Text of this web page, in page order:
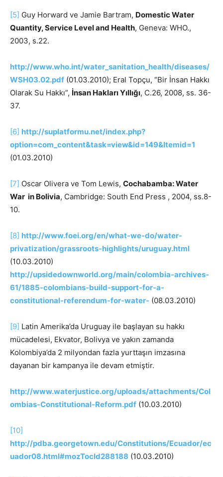
[5] Guy Horward ve Jamie Bartram, Domestic Water
Quantity, Service Level and Health, Geneva: WHO.,
2003, s.22.
http://www.who.int/water_sanitation_health/diseases/
WSH03.02.pdf (01.03.2010); Eral Topçu, “Bir İnsan Hakkı
Olarak Su Hakkı”, İnsan Hakları Yıllığı, C.26, 2008, ss. 36-
37.
[6] http://suplatformu.net/index.php?
option=com_content&task=view&id=149&Itemid=1
(01.03.2010)
[7] Oscar Olivera ve Tom Lewis, Cochabamba: Water
War in Bolivia, Cambridge: South End Press , 2004, ss.8-
10.
[8] http://www.foei.org/en/what-we-do/water-
privatization/grassroots-highlights/uruguay.html
(10.03.2010)
http://upsidedownworld.org/main/colombia-archives-
61/1885-colombians-build-support-for-a-
constitutional-referendum-for-water- (08.03.2010)
[9] Latin Amerika’da Uruguay ile başlayan su hakkı
mücadelesi, Ekvator, Bolivya ve yakın zamanda
Kolombiya’da 2 milyondan fazla yurttaşın imzasına
dayanan bir kampanya ile devam etmiştir.
http://www.waterjustice.org/uploads/attachments/Col
ombias-Constitutional-Reform.pdf (10.03.2010)
[10]
http://pdba.georgetown.edu/Constitutions/Ecuador/ec
uador08.html#mozTocId288188 (10.03.2010)